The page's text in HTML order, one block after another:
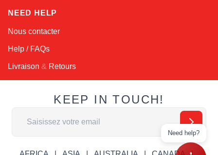
NEED HELP
Nous contacter
Help / FAQs
Livraison & Retours
KEEP IN TOUCH!
Adresse email
Need help?